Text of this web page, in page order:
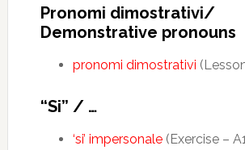
Pronomi dimostrativi/
Demonstrative pronouns
pronomi dimostrativi
“Si” / …
‘si’ impersonale(Exercise –